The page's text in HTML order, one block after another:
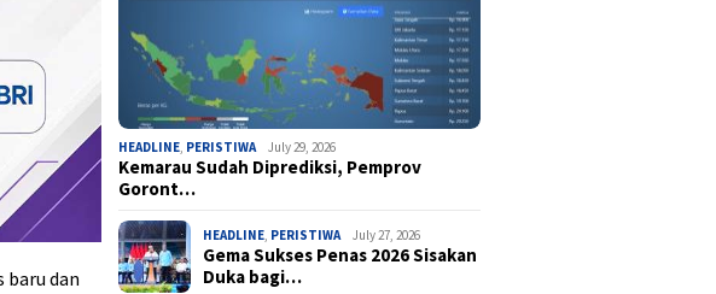
baru dan
HEADLINE, PERISTIWA July 29, 2026
Kemarau Sudah Diprediksi, Pemprov
Goront…
HEADLINE, PERISTIWA July 27, 2026
Gema Sukses Penas 2026 Sisakan
Duka bagi…